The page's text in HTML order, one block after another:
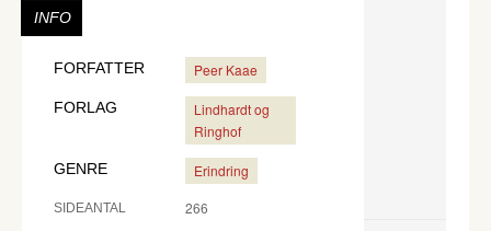
INFO
FORFATTER Peer Kaae
FORLAG
Lindhardt og
Ringhof
GENRE Erindring
SIDEANTAL 266